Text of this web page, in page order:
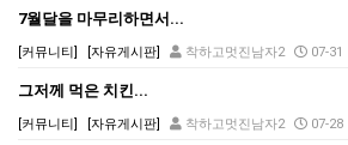
7월달을 마무리하면서...
[커뮤니티] [자유게시판] 착하고멋진남자2 07-31
그저께 먹은 치킨...
[커뮤니티] [자유게시판] 착하고멋진남자2 07-28